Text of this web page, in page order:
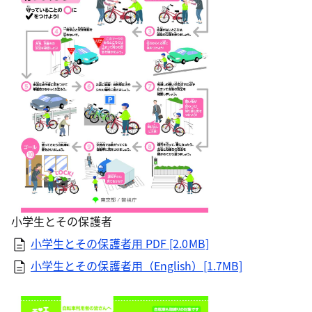
小学生とその保護者
小学生とその保護者用 PDF [2.0MB]
小学生とその保護者用（English）[1.7MB]